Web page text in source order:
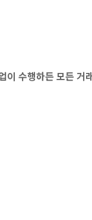
수행하든 모든 거